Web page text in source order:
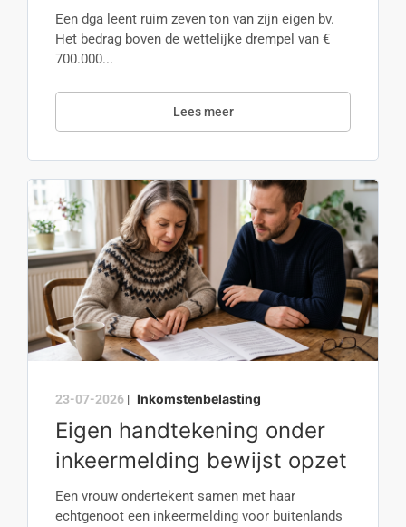
Een dga leent ruim zeven ton van zijn eigen bv.
Het bedrag boven de wettelijke drempel van €
700.000...
Lees meer
23-07-2026 | Inkomstenbelasting
Eigen handtekening onder
inkeermelding bewijst opzet
Een vrouw ondertekent samen met haar
echtgenoot een inkeermelding voor buitenlands